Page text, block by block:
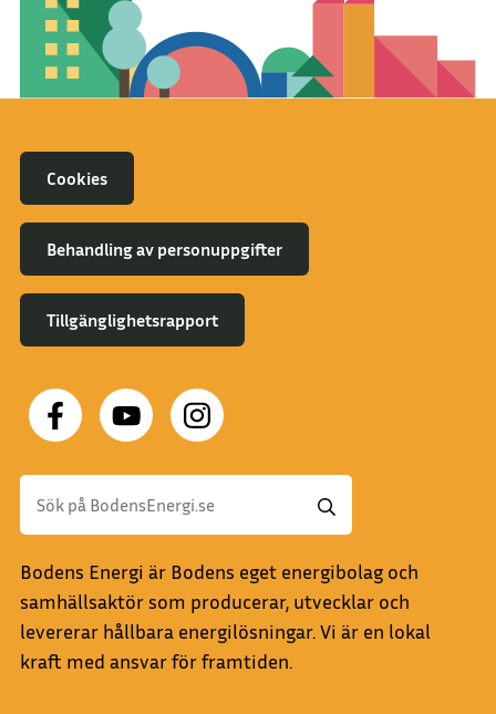
Cookies
Behandling av personuppgifter
Tillgänglighetsrapport
Bodens Energi är Bodens eget energibolag och
samhällsaktör som producerar, utvecklar och
levererar hållbara energilösningar. Vi är en lokal
kraft med ansvar för framtiden.